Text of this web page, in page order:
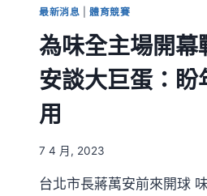
最新消息 |體育競賽
為味全主場開幕
安談大巨蛋：盼
用
7 4 月, 2023
台北市長蔣萬安前來開球